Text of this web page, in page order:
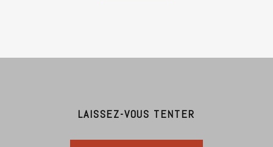
LAISSEZ-VOUS TENTER